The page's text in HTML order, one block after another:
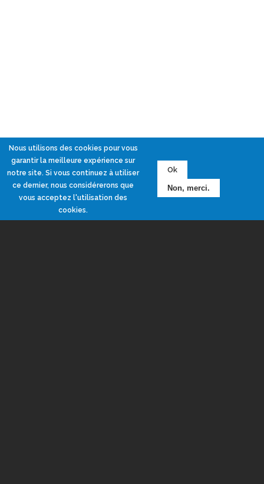
Nous utilisons des cookies pour vous
garantir la meilleure expérience sur
notre site. Si vous continuez à utiliser
ce dernier, nous considérerons que
vous acceptez l'utilisation des
cookies.
Ok
Non, merci.